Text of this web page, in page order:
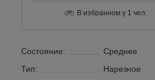
В избранном у 1 чел.
Состояние:
Среднее
Тип:
Нарезное